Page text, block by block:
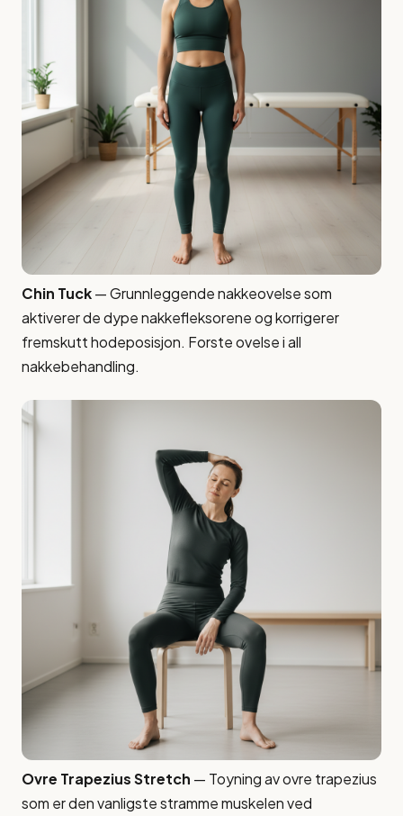
Chin Tuck— Grunnleggende nakkeovelse som
aktiverer de dype nakkefleksorene og korrigerer
fremskutt hodeposisjon. Forste ovelse i all
nakkebehandling.
Ovre Trapezius Stretch — Toyning av ovre trapezius
som er den vanligste stramme muskelen ved